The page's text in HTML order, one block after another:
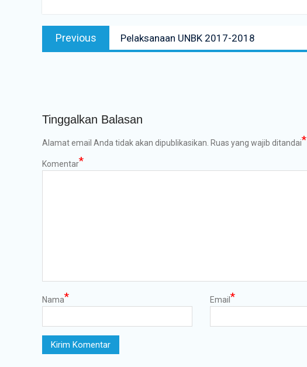
Navigasi
posPrevious
post:
Pelaksanaan UNBK 2017-2018
Tinggalkan Balasan
Alamat email Anda tidak akan dipublikasikan. Ruas yang wajib ditandai*
Komentar*
Nama* Email *